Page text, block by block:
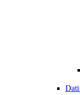
Dati